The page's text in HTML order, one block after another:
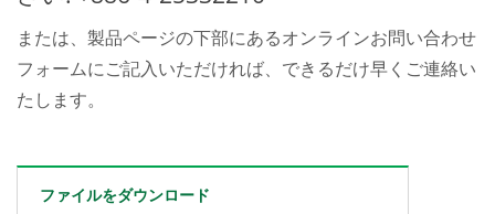
または、製品ページの下部にあるオンラインお問い合わせ
フォームにご記入いただければ、できるだけ早くご連絡い
たします。
ファイルをダウンロード